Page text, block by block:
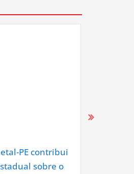
PE contribui
sobre o